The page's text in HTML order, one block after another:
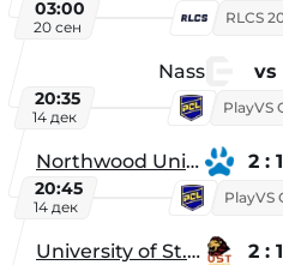
03:00
20 сен
Nass vs
20:35
14 дек
Northwood University 2 : 1
20:45
14 дек
University of St. Thomas 2 : 1